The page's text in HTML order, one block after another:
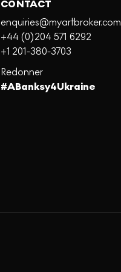
CONTACT
enquiries@myartbroker.com
+44 (0)204 571 6292
+1 201-380-3703
Redonner
#ABanksy4Ukraine